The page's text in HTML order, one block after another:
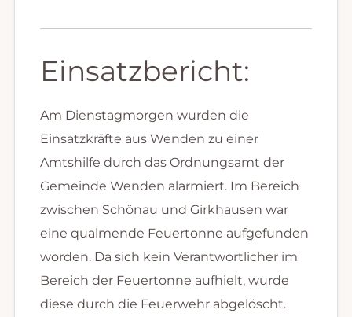
Einsatzbericht:
Am Dienstagmorgen wurden die
Einsatzkräfte aus Wenden zu einer
Amtshilfe durch das Ordnungsamt der
Gemeinde Wenden alarmiert. Im Bereich
zwischen Schönau und Girkhausen war
eine qualmende Feuertonne aufgefunden
worden. Da sich kein Verantwortlicher im
Bereich der Feuertonne aufhielt, wurde
diese durch die Feuerwehr abgelöscht.